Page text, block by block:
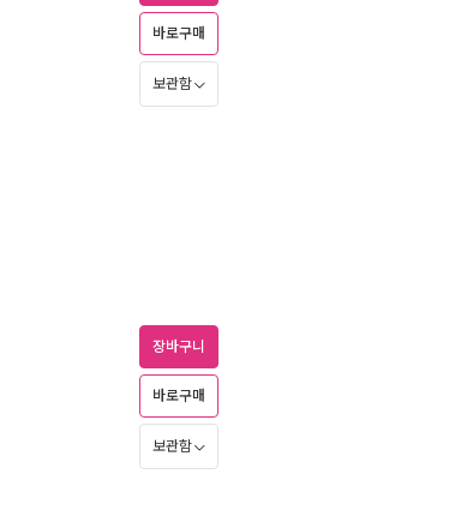
바로구매
보관함
장바구니
바로구매
보관함